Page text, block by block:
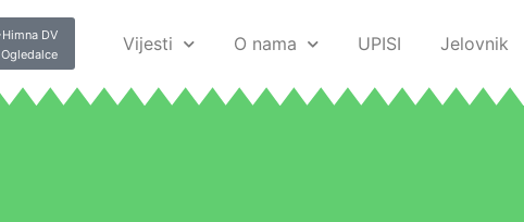
Himna DV
Ogledalce
Vijesti O nama UPISI Jelovnik